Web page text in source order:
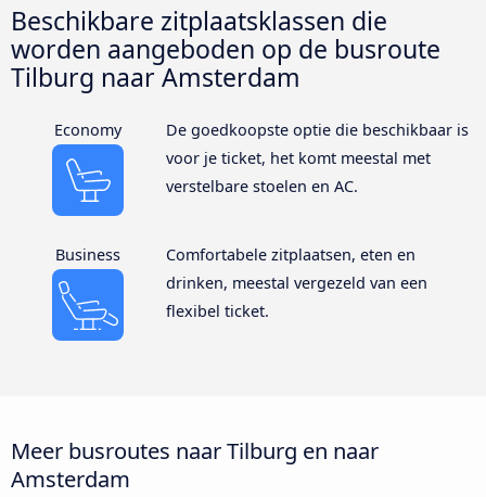
Beschikbare zitplaatsklassen die
worden aangeboden op de busroute
Tilburg naar Amsterdam
Economy
De goedkoopste optie die beschikbaar is
voor je ticket, het komt meestal met
verstelbare stoelen en AC.
Business
Comfortabele zitplaatsen, eten en
drinken, meestal vergezeld van een
flexibel ticket.
Meer busroutes naar Tilburg en naar
Amsterdam